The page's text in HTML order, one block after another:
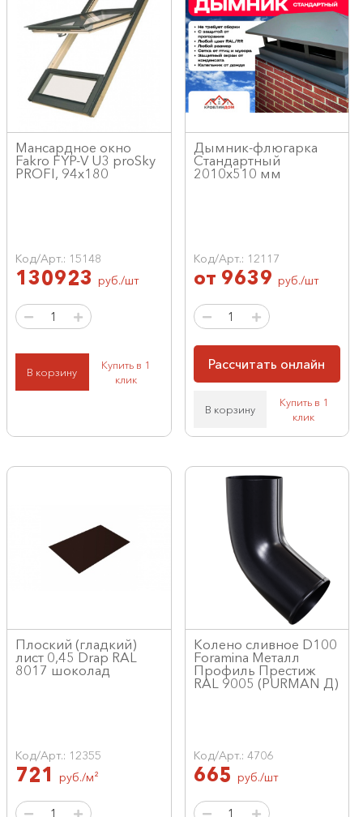
Мансардное окно
Fakro FYP-V U3 proSky
PROFI, 94x180
Код/Арт.: 15148
130923 руб./шт
В корзину
Купить в 1
клик
Дымник-флюгарка
Стандартный
2010х510 мм
Код/Арт.: 12117
от 9639 руб./шт
Рассчитать онлайн
В корзину
Купить в 1
клик
Плоский (гладкий)
лист 0,45 Drap RAL
8017 шоколад
Код/Арт.: 12355
721 руб./м²
Колено сливное D100
Foramina Металл
Профиль Престиж
RAL 9005 (PURMAN Д)
Код/Арт.: 4706
665 руб./шт